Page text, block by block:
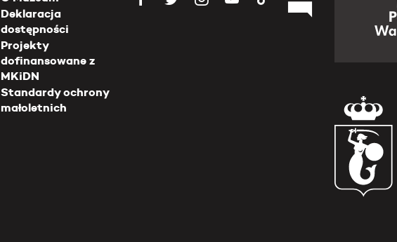
Deklaracja
dostępności
Projekty
dofinansowane z
MKiDN
Standardy ochrony
małoletnich